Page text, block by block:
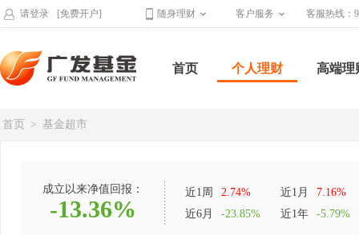
请登录 [免费开户] 随身理财 客户服务 客服热线：
首页 个人理财 高端理
首页 > 基金超市
成立以来净值回报：
-13.36%
近1周 2.74% 近1月
7.16%
近6月
-23.85% 近1年 -5.79%